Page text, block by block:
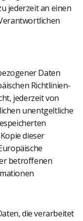
jederzeit an einen
Daten
Richtlinien-
jederzeit von
unentgeltliche
dieser
betroffenen
die verarbeitet